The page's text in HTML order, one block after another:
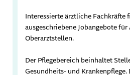
Interessierte ärztliche Fachkräfte
ausgeschriebene Jobangebote
Oberarztstellen.
Der Pflegebereich beinhaltet
Gesundheits- und Krankenpflege.